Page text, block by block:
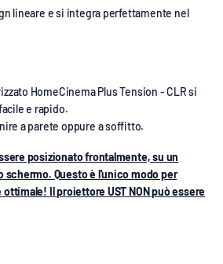
lineare e si integra perfettamente nel
HomeCinema Plus Tension - CLR si
e rapido.
a parete oppure a soffitto.
posizionato frontalmente, su un
Questo è l'unico modo per
Il proiettore UST NON può essere